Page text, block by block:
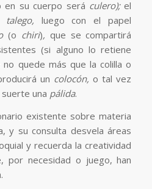
su cuerpo será culero);el
talego, luego con el papel
(o chiri), que se compartirá
(si alguno lo retiene
no quede más que la colilla o
un colocón, o tal vez
una pálida.
existente sobre materia
y su consulta desvela áreas
y recuerda la creatividad
por necesidad o juego, han